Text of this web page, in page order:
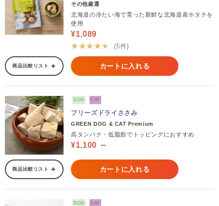
その他厳選
北海道の冷たい海で育った新鮮な北海道産ホタテを
使用
¥1,089
★★★★★
(5件)
商品比較リスト カートに入れる
DOG CAT
フリーズドライささみ
GREEN DOG & CAT Premium
高タンパク・低脂肪でトッピングにおすすめ
¥1,100 ～
商品比較リスト カートに入れる
DOG CAT